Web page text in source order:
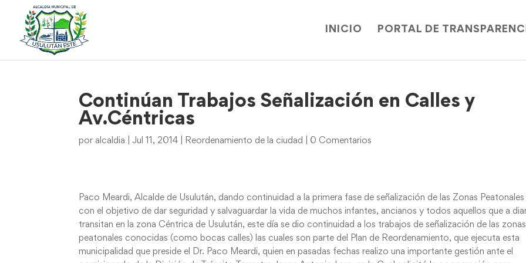
INICIO PORTAL DE
Continúan Trabajos Señalización en Calles y
Av.Céntricas
por alcaldia Jul 11, 2014 Reordenamiento de la ciudad 0 Comentarios
Paco Meardi, Alcalde de Usulután, dando continuidad a la primera fase de señalización de las Zonas Peatonales
con el objetivo de dar seguridad y salvaguardar la vida de muchos infantes, ancianos y todos aquellos que a
transitan en la zona Céntrica de Usulután, este día se dio continuidad a los trabajos de señalización de las zonas
peatonales conocidas (como bocas calles) las cuales son parte del Plan de Reordenamiento, que ejecuta esta
municipalidad que preside el Dr. Paco Meardi, quien en pasadas fechas realizo una importante gestión ante el